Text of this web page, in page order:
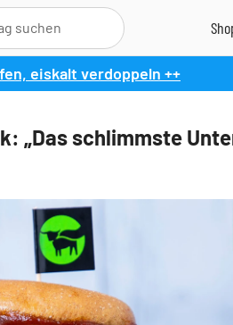
eiskalt verdoppeln ++
„Das schlimmste